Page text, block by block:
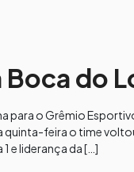
Boca do
para o Grêmio
feira o time
e liderança da […]